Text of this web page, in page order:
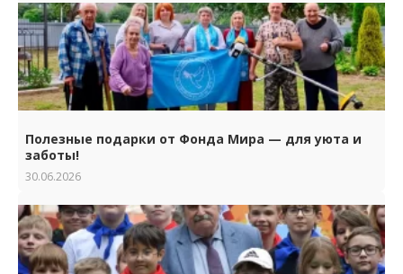
Полезные подарки от Фонда Мира — для уюта и
заботы!
30.06.2026